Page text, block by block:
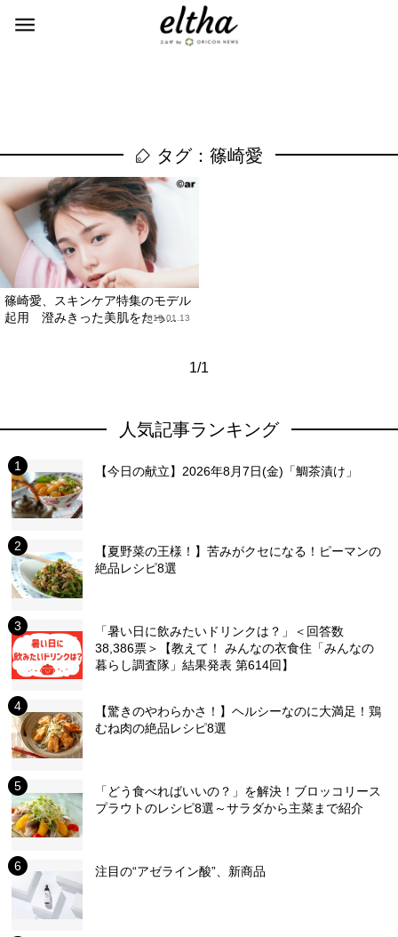
タグ：篠崎愛
篠崎愛、スキンケア特集のモデル
起用 澄みきった美肌をたっ...
2019.01.13
1/1
人気記事ランキング
【今日の献立】2026年8月7日(金)「鯛茶漬け」
【夏野菜の王様！】苦みがクセになる！ピーマンの
絶品レシピ8選
「暑い日に飲みたいドリンクは？」＜回答数
38,386票＞【教えて！ みんなの衣食住「みんなの
暮らし調査隊」結果発表 第614回】
【驚きのやわらかさ！】ヘルシーなのに大満足！鶏
むね肉の絶品レシピ8選
「どう食べればいいの？」を解決！ブロッコリース
プラウトのレシピ8選～サラダから主菜まで紹介
注目の“アゼライン酸”、新商品